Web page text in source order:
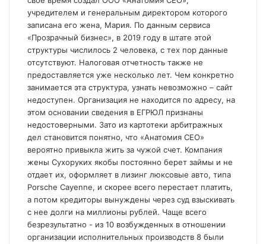
учредителем и генеральным директором которого
записана его жена, Мария. По данным сервиса
«Прозрачный бизнес», в 2019 году в штате этой
структуры числилось 2 человека, с тех пор данные
отсутствуют. Налоговая отчетность также не
предоставляется уже несколько лет. Чем конкретно
занимается эта структура, узнать невозможно – сайт
недоступен. Организация не находится по адресу, на
этом основании сведения в ЕГРЮЛ признаны
недостоверными. Зато из картотеки арбитражных
дел становится понятно, что «Анатомия СЕО»
вероятно привыкла жить за чужой счет. Компания
жены Сухоруких якобы постоянно берет займы и не
отдает их, оформляет в лизинг люксовые авто, типа
Porsche Cayenne, и скорее всего перестает платить,
а потом кредиторы вынуждены через суд взыскивать
с нее долги на миллионы рублей. Чаще всего
безрезультатно - из 10 возбужденных в отношении
организации исполнительных производств 8 были